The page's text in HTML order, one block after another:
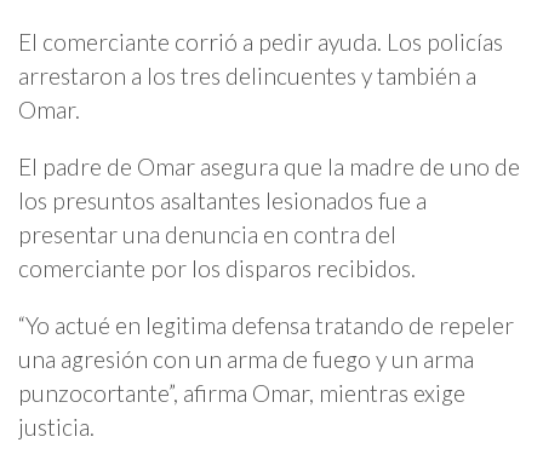
El comerciante corrió a pedir ayuda. Los policías
arrestaron a los tres delincuentes y también a
Omar.
El padre de Omar asegura que la madre de uno de
los presuntos asaltantes lesionados fue a
presentar una denuncia en contra del
comerciante por los disparos recibidos.
“Yo actué en legitima defensa tratando de repeler
una agresión con un arma de fuego y un arma
punzocortante”, afirma Omar, mientras exige
justicia.